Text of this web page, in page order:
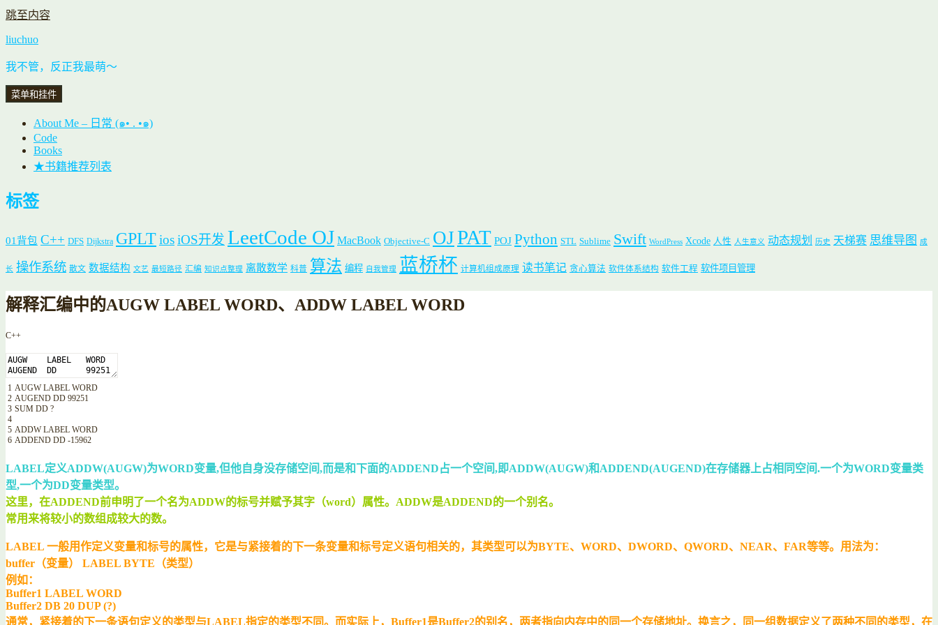
跳至内容
liuchuo
我不管，反正我最萌～
菜单和挂件
About Me – 日常 (๑• . •๑)
Code
Books
★书籍推荐列表
标签
01背包 C++ DFS Dijkstra GPLTiosiOS开发 LeetCode OJ MacBook Objective-C OJPAT POJ Python STL Sublime Swift WordPress Xcode 人性 人生意义 动态规划 历史 天梯赛 思维导图 成
长 操作系统 散文 数据结构 文艺 最短路径 汇编 知识点整理 离散数学 科普 算法 编程 自我管理 蓝桥杯 计算机组成原理 读书笔记 贪心算法 软件体系结构 软件工程 软件项目管理
解释汇编中的AUGW LABEL WORD、ADDW LABEL WORD
C++
1
2
3
4
5
6
AUGWLABEL WORD
AUGEND DD 99251
SUM DD ?
ADDWLABEL WORD
ADDEND DD -15962
LABEL定义ADDW(AUGW)为WORD变量,但他自身没存储空间,而是和下面的ADDEND占一个空间,即ADDW(AUGW)和ADDEND(AUGEND)在存储器上占相同空间.一个为WORD变量类
型,一个为DD变量类型。
这里，在ADDEND前申明了一个名为ADDW的标号并赋予其字（word）属性。ADDW是ADDEND的一个别名。
常用来将较小的数组成较大的数。
LABEL 一般用作定义变量和标号的属性，它是与紧接着的下一条变量和标号定义语句相关的，其类型可以为BYTE、 WORD、 DWORD、 QWORD、 NEAR、 FAR等等。用法为：
buffer （变量） LABEL BYTE （类型）
例如：
Buffer1 LABEL WORD
Buffer2 DB 20 DUP (?)
通常，紧接着的下一条语句定义的类型与LABEL指定的类型不同。而实际上， Buffer1是Buffer2的别名，两者指向内存中的同一个存储地址。换言之，同一组数据定义了两种不同的类型，在